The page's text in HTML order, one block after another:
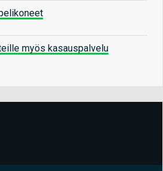
myös kasauspalvelu